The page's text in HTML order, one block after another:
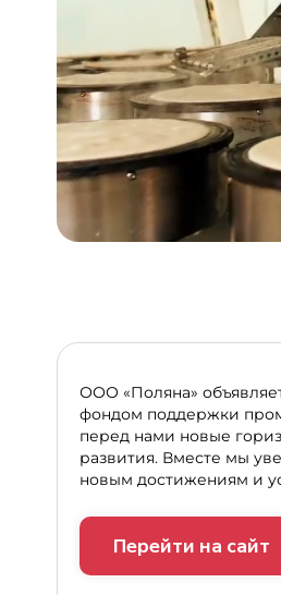
ООО «Поляна»
фондом поддержки
перед нами новые
развития. Вместе мы
новым достижениям и
Перейти на сайт